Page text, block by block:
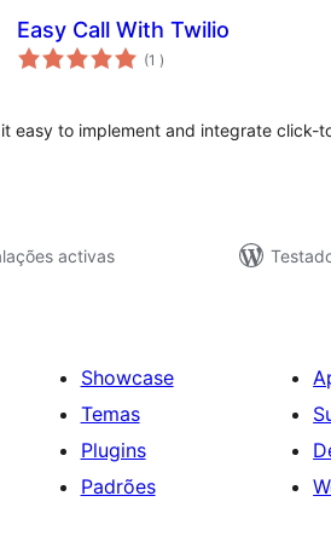
Easy Call With Twilio
(1 classificações
)
easy to implement and integrate click-
activas
Showcase
Temas
Plugins
Padrões